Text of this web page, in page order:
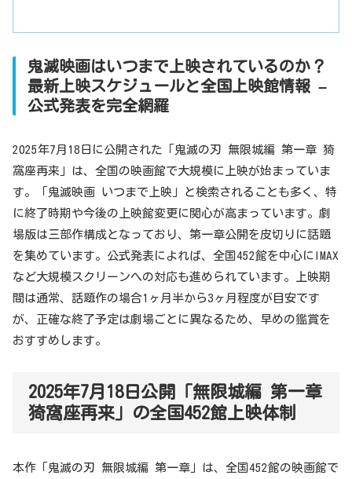
鬼滅映画はいつまで上映されているのか？
最新上映スケジュールと全国上映館情報 –
公式発表を完全網羅
2025年7月18日に公開された「鬼滅の刃 無限城編 第一章 猗
窩座再来」は、全国の映画館で大規模に上映が始まっていま
す。「鬼滅映画 いつまで上映」と検索されることも多く、特
に終了時期や今後の上映館変更に関心が高まっています。劇
場版は三部作構成となっており、第一章公開を皮切りに話題
を集めています。公式発表によれば、全国452館を中心にIMAX
など大規模スクリーンへの対応も進められています。上映期
間は通常、話題作の場合1ヶ月半から3ヶ月程度が目安です
が、正確な終了予定は劇場ごとに異なるため、早めの鑑賞を
おすすめします。
2025年7月18日公開「無限城編 第一章
猗窩座再来」の全国452館上映体制
本作「鬼滅の刃 無限城編 第一章」は、全国452館の映画館で